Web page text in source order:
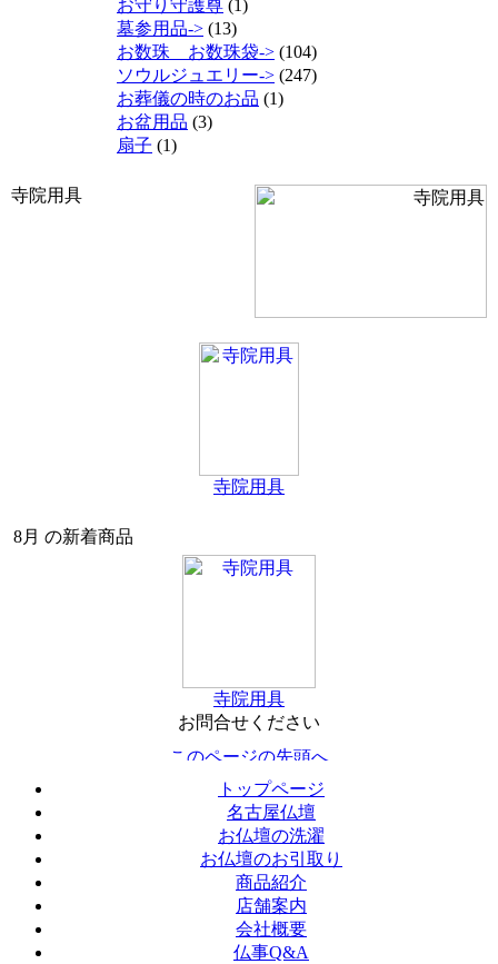
お守り守護尊 (1)
墓参用品-> (13)
お数珠 お数珠袋-> (104)
ソウルジュエリー-> (247)
お葬儀の時のお品 (1)
お盆用品 (3)
扇子 (1)
寺院用具
寺院用具
8月 の新着商品
寺院用具
お問合せください
トップページ
名古屋仏壇
お仏壇の洗濯
お仏壇のお引取り
商品紹介
店舗案内
会社概要
仏事Q&A